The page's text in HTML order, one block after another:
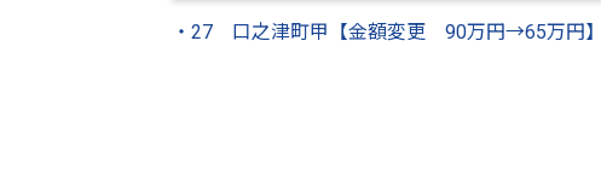
・27 口之津町甲【金額変更 90万円→65万円】